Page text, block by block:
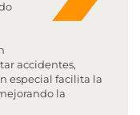
accidentes,
especial facilita la
la